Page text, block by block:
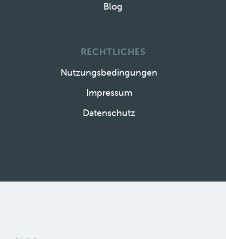
Blog
RECHTLICHES
Nutzungsbedingungen
Impressum
Datenschutz